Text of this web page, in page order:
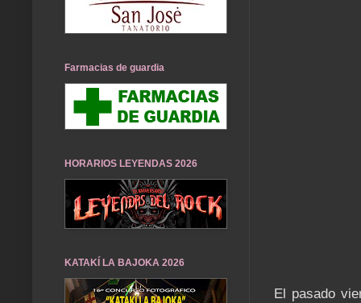
El pasado
Farmacias de guardia
HORARIOS LEYENDAS 2026
KATAKÍ LA BAJOKA 2026